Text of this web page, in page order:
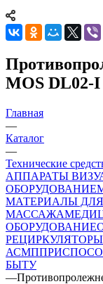
MOS DL02-I
Главная
—
Каталог
—
Технические
АППАРАТЫ
ОБОРУДОВАНИЕ
МАТЕРИАЛЫ
МАССАЖА
ОБОРУДОВАНИЕ
РЕЦИРКУЛЯТОРЫ
АСМП
БЫТУ
—